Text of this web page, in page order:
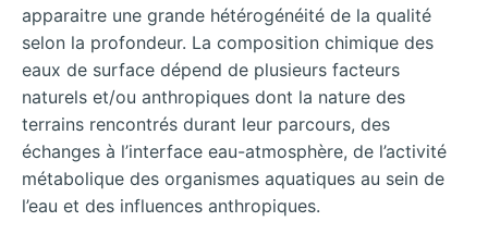
apparaitre une grande hétérogénéité de la qualité
selon la profondeur. La composition chimique des
eaux de surface dépend de plusieurs facteurs
naturels et/ou anthropiques dont la nature des
terrains rencontrés durant leur parcours, des
échanges à l’interface eau-atmosphère, de l’activité
métabolique des organismes aquatiques au sein de
l’eau et des influences anthropiques.